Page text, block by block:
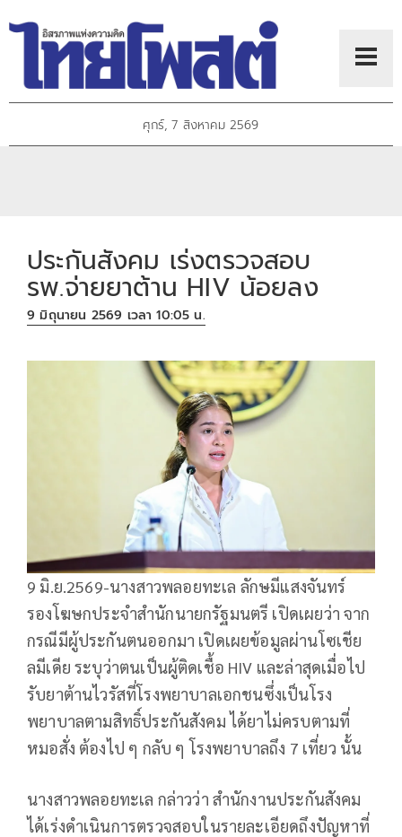
ศุกร์, 7 สิงหาคม 2569
ประกันสังคม เร่งตรวจสอบ
รพ.จ่ายยาต้าน HIV น้อยลง
9 มิถุนายน 2569 เวลา 10:05 น.
9 มิ.ย.2569-นางสาวพลอยทะเล ลักษมีแสงจันทร์
รองโฆษกประจำสำนักนายกรัฐมนตรี เปิดเผยว่า จาก
กรณีมีผู้ประกันตนออกมา เปิดเผยข้อมูลผ่านโซเชีย
ลมีเดีย ระบุว่าตนเป็นผู้ติดเชื้อ HIV และล่าสุดเมื่อไป
รับยาต้านไวรัสที่โรงพยาบาลเอกชนซึ่งเป็นโรง
พยาบาลตามสิทธิ์ประกันสังคม ได้ยาไม่ครบตามที่
หมอสั่ง ต้องไป ๆ กลับ ๆ โรงพยาบาลถึง 7 เที่ยว นั้น
นางสาวพลอยทะเล กล่าวว่า สำนักงานประกันสังคม
ได้เร่งดำเนินการตรวจสอบในรายละเอียดถึงปัญหาที่